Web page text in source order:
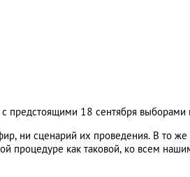
предстоящими 18 сентября выборами
ни сценарий их проведения. В то
процедуре как таковой, ко всем